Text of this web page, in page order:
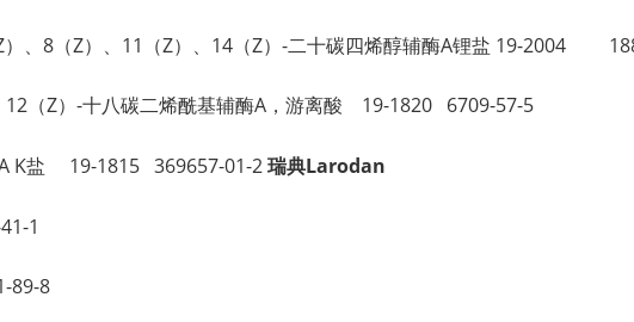
、8（Z）、11（Z）、14（Z）-二十碳四烯醇辅酶A锂盐 19-2004
（Z）-十八碳二烯酰基辅酶A，游离酸 19-1820 6709-57-5
K盐 19-1815 369657-01-2瑞典Larodan
1
89-8